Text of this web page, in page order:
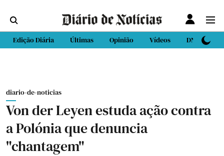
Edição Diária Últimas Opinião Vídeos DN Sport
diario-de-noticias
Von der Leyen estuda ação contra
a Polónia que denuncia
"chantagem"